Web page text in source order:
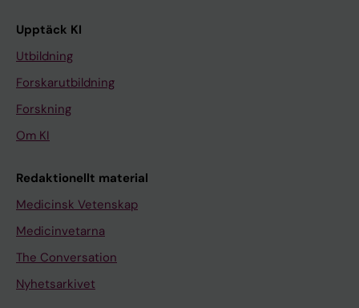
Upptäck KI
Utbildning
Forskarutbildning
Forskning
Om KI
Redaktionellt material
Medicinsk Vetenskap
Medicinvetarna
The Conversation
Nyhetsarkivet